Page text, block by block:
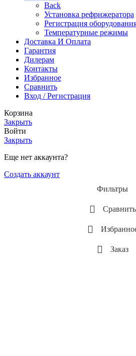
Back
Установка рефрижератора
Регистрация
Температурные режимы
Доставка И Оплата
Гарантия
Дилерам
Контакты
Избранное
Сравнить
Вход / Регистрация
Корзина
Закрыть
Войти
Закрыть
Еще нет аккаунта?
Создать аккаунт
Фильтры
Сравнить
Заказ